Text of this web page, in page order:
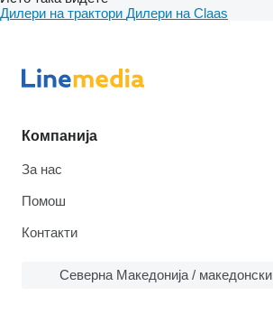
Дилери на трактори Дилери на Claas
Компанија
За нас
Помош
Контакти
Северна Македонија / македонски